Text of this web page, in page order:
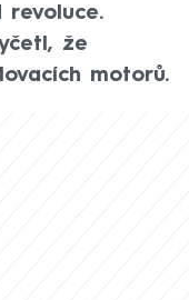
revoluce.
že
motorů.